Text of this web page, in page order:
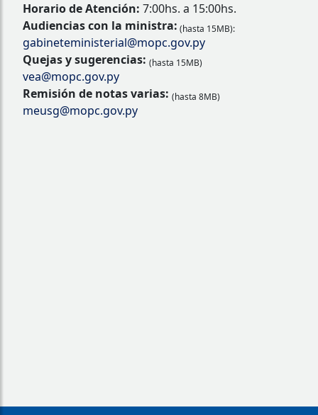
Horario de Atención: 7:00hs. a 15:00hs.
Audiencias con la ministra: (hasta 15MB):
gabineteministerial@mopc.gov.py
Quejas y sugerencias: (hasta 15MB)
vea@mopc.gov.py
Remisión de notas varias: (hasta 8MB)
meusg@mopc.gov.py